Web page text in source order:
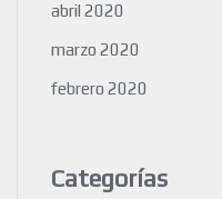
abril 2020
marzo 2020
febrero 2020
Categorías